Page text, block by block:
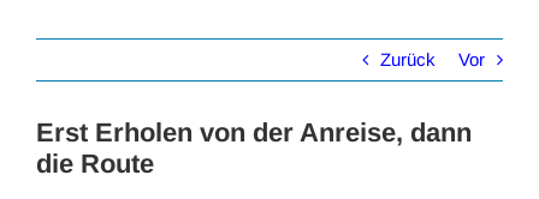
Zurück Vor
Erst Erholen von der Anreise, dann
die Route